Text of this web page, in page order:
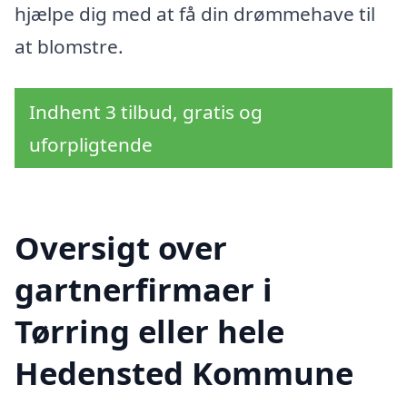
hjælpe dig med at få din drømmehave til
at blomstre.
Indhent 3 tilbud, gratis og
uforpligtende
Oversigt over
gartnerfirmaer i
Tørring eller hele
Hedensted Kommune